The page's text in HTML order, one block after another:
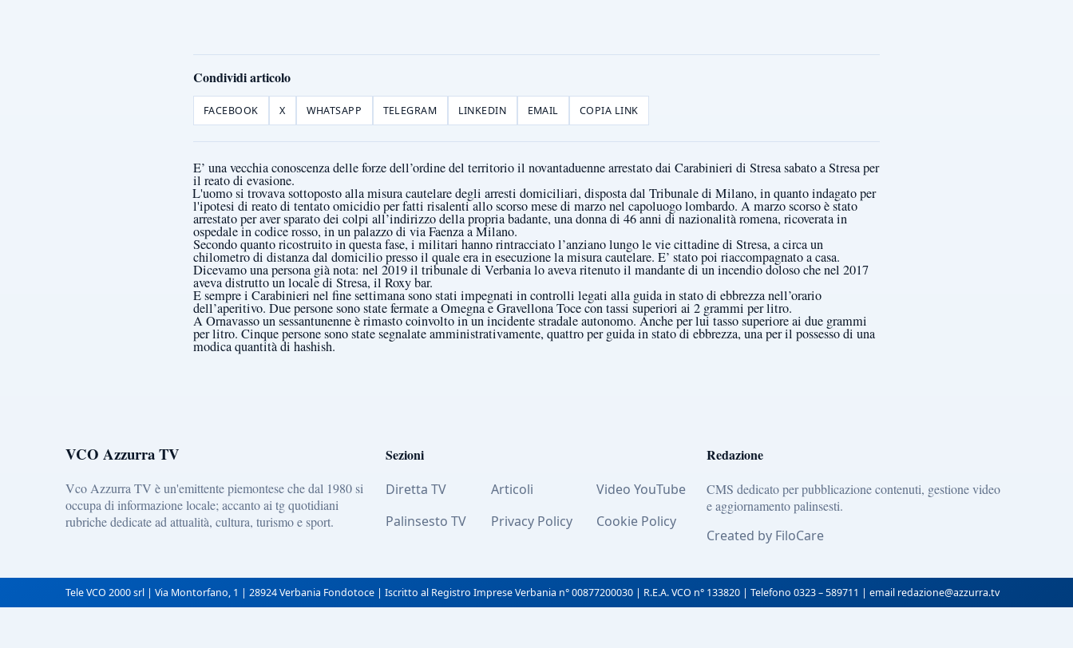
Condividi articolo
FACEBOOK X WHATSAPP TELEGRAM LINKEDIN EMAIL COPIA LINK
E’ una vecchia conoscenza delle forze dell’ordine del territorio il novantaduenne arrestato dai Carabinieri di Stresa sabato a Stresa per
il reato di evasione.
L'uomo si trovava sottoposto alla misura cautelare degli arresti domiciliari, disposta dal Tribunale di Milano, in quanto indagato per
l'ipotesi di reato di tentato omicidio per fatti risalenti allo scorso mese di marzo nel capoluogo lombardo. A marzo scorso è stato
arrestato per aver sparato dei colpi all’indirizzo della propria badante, una donna di 46 anni di nazionalità romena, ricoverata in
ospedale in codice rosso, in un palazzo di via Faenza a Milano.
Secondo quanto ricostruito in questa fase, i militari hanno rintracciato l’anziano lungo le vie cittadine di Stresa, a circa un
chilometro di distanza dal domicilio presso il quale era in esecuzione la misura cautelare. E’ stato poi riaccompagnato a casa.
Dicevamo una persona già nota: nel 2019 il tribunale di Verbania lo aveva ritenuto il mandante di un incendio doloso che nel 2017
aveva distrutto un locale di Stresa, il Roxy bar.
E sempre i Carabinieri nel fine settimana sono stati impegnati in controlli legati alla guida in stato di ebbrezza nell’orario
dell’aperitivo. Due persone sono state fermate a Omegna e Gravellona Toce con tassi superiori ai 2 grammi per litro.
A Ornavasso un sessantunenne è rimasto coinvolto in un incidente stradale autonomo. Anche per lui tasso superiore ai due grammi
per litro. Cinque persone sono state segnalate amministrativamente, quattro per guida in stato di ebbrezza, una per il possesso di una
modica quantità di hashish.
VCO Azzurra TV
Vco Azzurra TV è un'emittente piemontese che dal 1980 si
occupa di informazione locale; accanto ai tg quotidiani
rubriche dedicate ad attualità, cultura, turismo e sport.
Sezioni
Diretta TV Articoli
Video YouTube
Palinsesto TV
Privacy Policy Cookie Policy
Redazione
CMS dedicato per pubblicazione contenuti, gestione video
e aggiornamento palinsesti.
Created by FiloCare
Tele VCO 2000 srl | Via Montorfano, 1 | 28924 Verbania Fondotoce | Iscritto al Registro Imprese Verbania n° 00877200030 | R.E.A. VCO n° 133820 | Telefono 0323 – 589711 | email redazione@azzurra.tv